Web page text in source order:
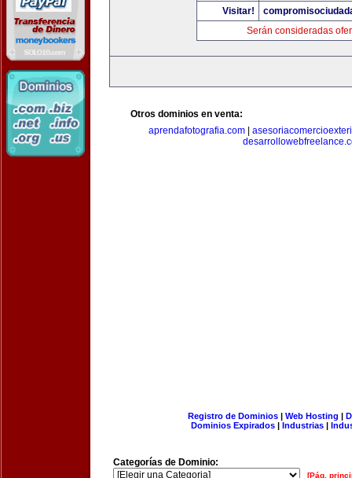
Visitar!
Serán consideradas
Otros dominios en venta:
aprendafotografia.com
Registro de Dominios| Web Hosting |
Dominios Expirados | Industrias |
Categorías de Dominio:
[Pág.